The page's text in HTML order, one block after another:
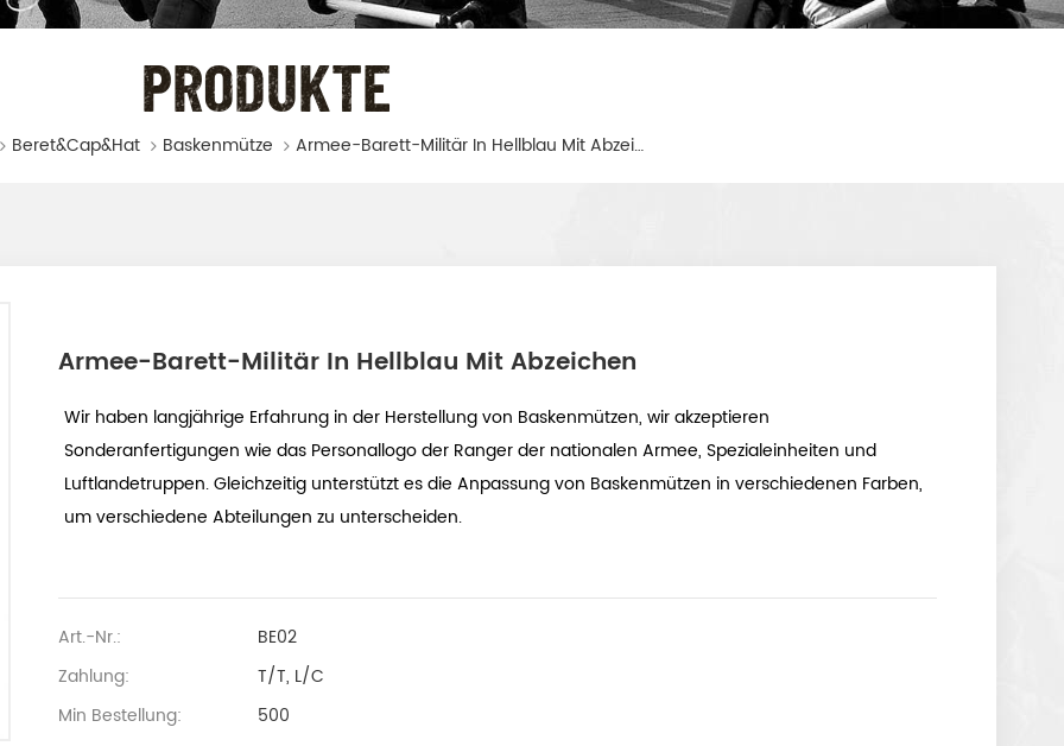
PRODUKTE
Beret&Cap&Hat Baskenmütze Armee-Barett-Militär In Hellblau Mit Abzeichen
Armee-Barett-Militär In Hellblau Mit Abzeichen
Wir haben langjährige Erfahrung in der Herstellung von Baskenmützen, wir akzeptieren
Sonderanfertigungen wie das Personallogo der Ranger der nationalen Armee, Spezialeinheiten und
Luftlandetruppen. Gleichzeitig unterstützt es die Anpassung von Baskenmützen in verschiedenen Farben,
um verschiedene Abteilungen zu unterscheiden.
Art.-Nr.:
BE02
Zahlung:
T/T, L/C
Min Bestellung:
500